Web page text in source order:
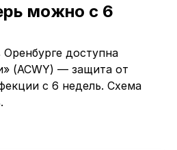
можно с 6
доступна
(ACWY) — защита от
с 6 недель. Схема